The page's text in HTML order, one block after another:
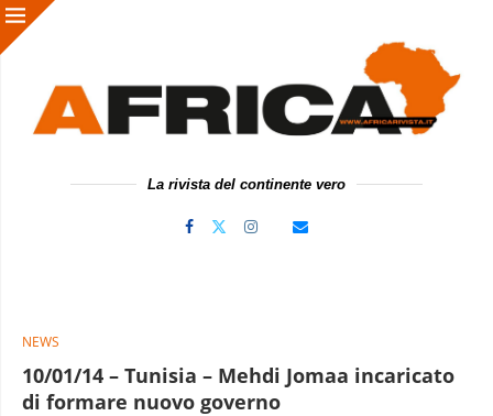
La rivista del continente vero
NEWS
10/01/14 – Tunisia – Mehdi Jomaa incaricato
di formare nuovo governo